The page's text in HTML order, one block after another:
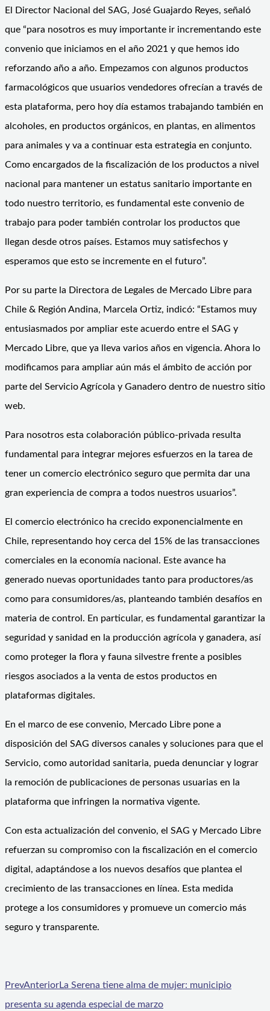
El Director Nacional del SAG, José Guajardo Reyes, señaló
que “para nosotros es muy importante ir incrementando este
convenio que iniciamos en el año 2021 y que hemos ido
reforzando año a año. Empezamos con algunos productos
farmacológicos que usuarios vendedores ofrecían a través de
esta plataforma, pero hoy día estamos trabajando también en
alcoholes, en productos orgánicos, en plantas, en alimentos
para animales y va a continuar esta estrategia en conjunto.
Como encargados de la fiscalización de los productos a nivel
nacional para mantener un estatus sanitario importante en
todo nuestro territorio, es fundamental este convenio de
trabajo para poder también controlar los productos que
llegan desde otros países. Estamos muy satisfechos y
esperamos que esto se incremente en el futuro”.
Por su parte la Directora de Legales de Mercado Libre para
Chile & Región Andina, Marcela Ortiz, indicó: “Estamos muy
entusiasmados por ampliar este acuerdo entre el SAG y
Mercado Libre, que ya lleva varios años en vigencia. Ahora lo
modificamos para ampliar aún más el ámbito de acción por
parte del Servicio Agrícola y Ganadero dentro de nuestro sitio
web.
Para nosotros esta colaboración público-privada resulta
fundamental para integrar mejores esfuerzos en la tarea de
tener un comercio electrónico seguro que permita dar una
gran experiencia de compra a todos nuestros usuarios”.
El comercio electrónico ha crecido exponencialmente en
Chile, representando hoy cerca del 15% de las transacciones
comerciales en la economía nacional. Este avance ha
generado nuevas oportunidades tanto para productores/as
como para consumidores/as, planteando también desafíos en
materia de control. En particular, es fundamental garantizar la
seguridad y sanidad en la producción agrícola y ganadera, así
como proteger la flora y fauna silvestre frente a posibles
riesgos asociados a la venta de estos productos en
plataformas digitales.
En el marco de ese convenio, Mercado Libre pone a
disposición del SAG diversos canales y soluciones para que el
Servicio, como autoridad sanitaria, pueda denunciar y lograr
la remoción de publicaciones de personas usuarias en la
plataforma que infringen la normativa vigente.
Con esta actualización del convenio, el SAG y Mercado Libre
refuerzan su compromiso con la fiscalización en el comercio
digital, adaptándose a los nuevos desafíos que plantea el
crecimiento de las transacciones en línea. Esta medida
protege a los consumidores y promueve un comercio más
seguro y transparente.
PrevAnteriorLa Serena tiene alma de mujer: municipio
presenta su agenda especial de marzo